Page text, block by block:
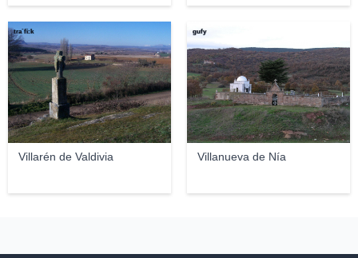
Villarén de Valdivia
tra´fi:k
Villanueva de Nía
gufy